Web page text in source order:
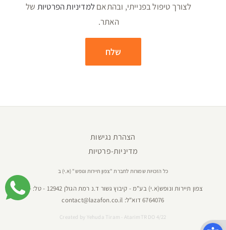
לצורך טיפול בפנייתי, ובהתאםלמדיניות הפרטיות של
האתר.
הצהרת נגישות
מדיניות-פרטיות
כל הזכויות שמורות לחברת "צפון תיירות ונופש" (א.י) ב
צפון תיירות ונופש(א.י) בע"מ - קיבוץ גשור ד.נ רמת הגולן 12942 - טל:
04-
6764076דוא"ל: contact@lazafon.co.il
Created by Yehuda Tiram - AtarimTR DO 4/22
פתח סרגל נגישות